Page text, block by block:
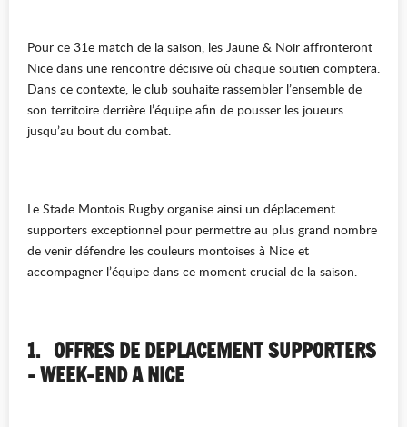
Pour ce 31e match de la saison, les Jaune & Noir affronteront
Nice dans une rencontre décisive où chaque soutien comptera.
Dans ce contexte, le club souhaite rassembler l’ensemble de
son territoire derrière l’équipe afin de pousser les joueurs
jusqu’au bout du combat.
Le Stade Montois Rugby organise ainsi un déplacement
supporters exceptionnel pour permettre au plus grand nombre
de venir défendre les couleurs montoises à Nice et
accompagner l’équipe dans ce moment crucial de la saison.
1. OFFRES DE DEPLACEMENT SUPPORTERS
– WEEK-END A NICE